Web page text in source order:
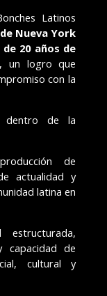
Latinos
Nueva York
20 años de
, un logro que
con la
dentro de la
de
actualidad y
latina en
capacidad de
cultural y